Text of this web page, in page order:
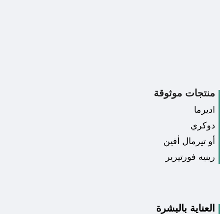
منتجات موثوقة
اديرما
دوكري
أو تيرمال أفين
رينيه فورتيرير
العناية بالبشرة